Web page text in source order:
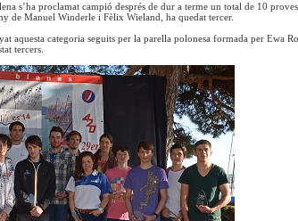
s’ha proclamat campió després de dur a terme un total de 10
de Manuel Winderle i Fèlix Wieland, ha quedat tercer.
aquesta categoria seguits per la parella polonesa formada per Ewa
tercers.